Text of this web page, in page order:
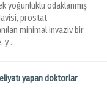
yoğunluklu odaklanmış
prostat
minimal invaziv bir
y ...
yapan doktorlar